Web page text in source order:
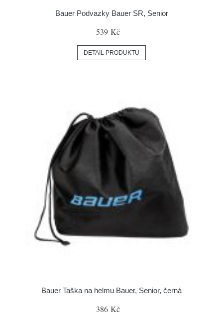
Bauer Podvazky Bauer SR, Senior
539 Kč
DETAIL PRODUKTU
Bauer Taška na helmu Bauer, Senior, černá
386 Kč